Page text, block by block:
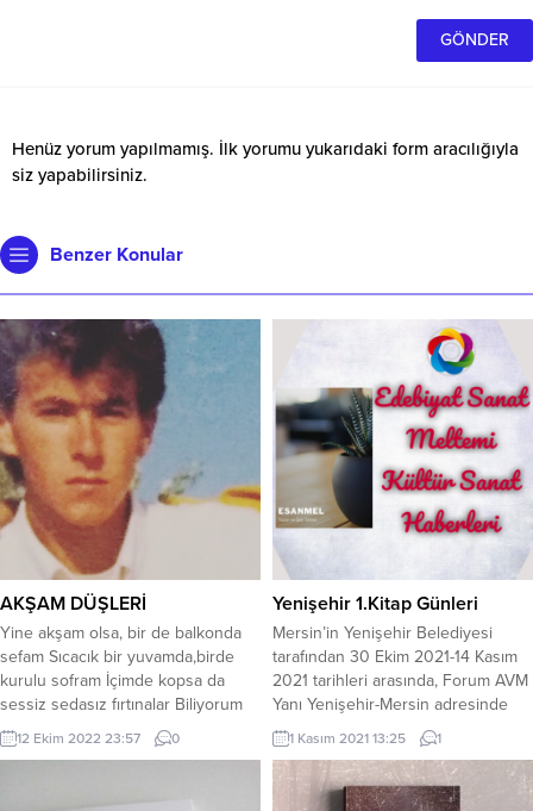
Henüz yorum yapılmamış. İlk yorumu yukarıdaki form aracılığıyla
siz yapabilirsiniz.
Benzer Konular
AKŞAM DÜŞLERİ
Yine akşam olsa, bir de balkonda
sefam Sıcacık bir yuvamda,birde
kurulu sofram İçimde kopsa da
sessiz sedasız fırtınalar Biliyorum
hasretle bekleyen bir yarim var
Islandım, çöktüm bir sokak lambası
12 Ekim 2022 23:57 0
Yenişehir 1.Kitap Günleri
Mersin’in Yenişehir Belediyesi
tarafından 30 Ekim 2021-14 Kasım
2021 tarihleri arasında, Forum AVM
Yanı Yenişehir-Mersin adresinde
”Yenişehir 1.Kitap Günleri” adı
altında kitap fuarı açılacaktır. Yazar
Hanife Mert’te, bu fuar sırasında
12.00-21.00 saatleri arasında
1 Kasım 2021 13:25 1